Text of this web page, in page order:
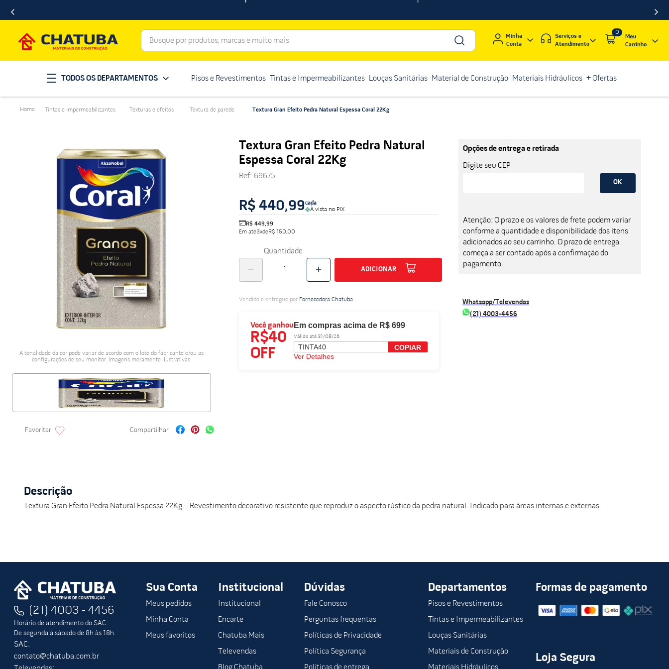
Busque por produtos, marcas e muito mais
Minha
Conta
Serviços e
Atendimento
0
TODOS OS DEPARTAMENTOS Pisos e Revestimentos Tintas e Impermeabilizantes Louças Sanitárias Material de Construção Materiais Hidráulicos + Ofertas
Tintas e Impermeabilizantes Texturas e efeitos Textura de parede Textura Gran Efeito Pedra Natural Espessa Coral 22Kg
A tonalidade da cor pode variar de acordo com o lote do fabricante e/ou as
configurações de seu monitor. Imagens meramente ilustrativas.
Textura Gran Efeito Pedra Natural
Espessa Coral 22Kg
Ref: 69675
R$ 440,99cada
À vista no PIX
R$ 449,99
Em até3xdeR$ 150,00
Quantidade
ADICIONAR
Vendido e entregue por Fornecedora Chatuba
Você ganhou
R$40
OFF
Em compras acima de R$ 699
Válido até 31/08/26
TINTA40
COPIAR
Ver Detalhes
Opções de entrega e retirada
Digite seu CEP
OK
Atenção: O prazo e os valores de frete podem variar
conforme a quantidade e disponibilidade dos itens
adicionados ao seu carrinho. O prazo de entrega
começa a ser contado após a confirmação do
pagamento.
Whatsapp/Televendas
(21) 4003-4456
Descrição
Textura Gran Efeito Pedra Natural Espessa 22Kg – Revestimento decorativo resistente que reproduz o aspecto rústico da pedra natural. Indicado para áreas internas e externas.
(21) 4003 - 4456
Horário de atendimento do SAC:
De segunda à sábado de 8h às 18h.
SAC:
contato@chatuba.com.br
Sua Conta
Meus pedidos
Minha Conta
Meus favoritos
Institucional
Institucional
Encarte
Chatuba Mais
Televendas
Dúvidas
Fale Conosco
Perguntas frequentas
Políticas de Privacidade
Política Segurança
Departamentos
Pisos e Revestimentos
Tintas e Impermeabilizantes
Louças Sanitárias
Materiais de Construção
Formas de pagamento
Loja Segura
1 º porcelanato
2º telha
5º tinta
6º
º
9º telhas
10º porcelanato acetinado